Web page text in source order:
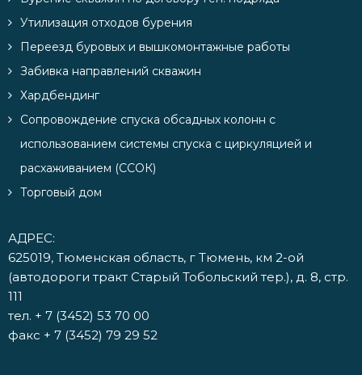
Утилизация отходов бурения
Переезд буровых и вышкомонтажные работы
Забивка направлений скважин
Хардбендинг
Сопровождение спуска обсадных колонн с
использованием системы спуска с циркуляцией и
расхаживанием (ССОК)
Торговый дом
АДРЕС:
625019, Тюменская область, г Тюмень, км 2-ой
(автодороги тракт Старый Тобольский тер.), д. 8, стр.
111
тел. + 7 (3452) 53 70 00
факс + 7 (3452) 79 29 52